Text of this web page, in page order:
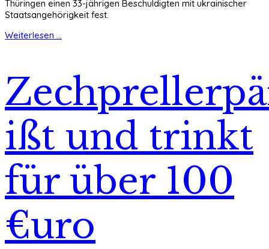
Thüringen einen 33-jährigen Beschuldigten mit ukrainischer
Staatsangehörigkeit fest.
Weiterlesen ...
ißt und trinkt
für über 100
€uro